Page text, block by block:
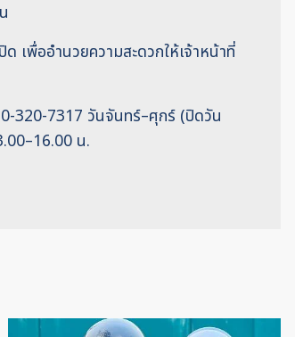
เพื่ออำนวยความสะดวกให้เจ้าหน้าที่
320-7317 วันจันทร์–ศุกร์ (ปิดวัน
น.